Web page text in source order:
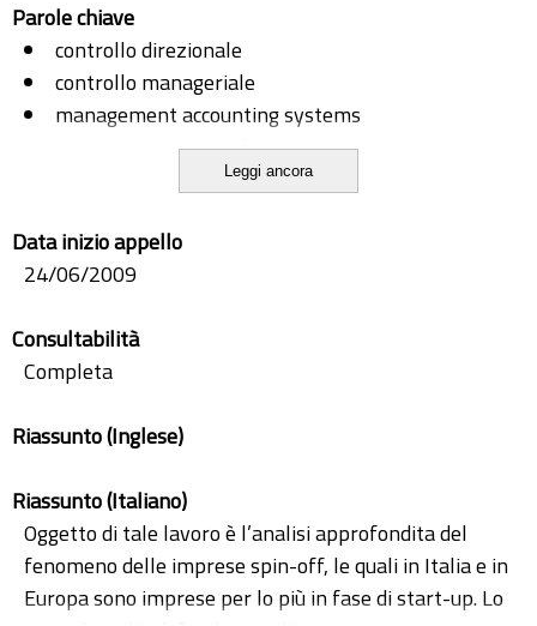
Parole chiave
controllo direzionale
controllo manageriale
management accounting systems
management control systems
sistemi di controllo
spin-off
spin-off scuola superiore sant'anna
Leggi ancora
Data inizio appello
24/06/2009
Consultabilità
Completa
Riassunto (Inglese)
Riassunto (Italiano)
Oggetto di tale lavoro è l’analisi approfondita del
fenomeno delle imprese spin-off, le quali in Italia e in
Europa sono imprese per lo più in fase di start-up. Lo